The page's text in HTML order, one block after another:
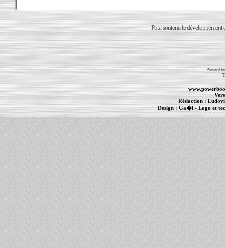
Pour soutenir le développement
Powered
Rédaction :
Design : Ga�l- Logo et